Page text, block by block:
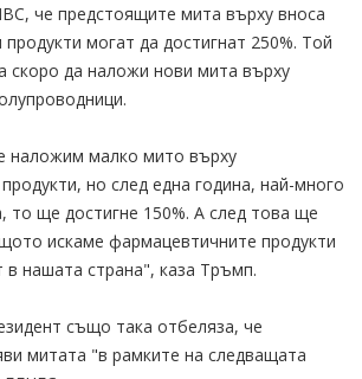
че предстоящите мита върху вноса
могат да достигнат 250%. Той
скоро да наложи нови мита върху
наложим малко мито върху
но след една година, най-много
то ще достигне 150%. А след това ще
искаме фармацевтичните продукти
в нашата страна", каза Тръмп.
също така отбеляза, че
митата "в рамките на следващата